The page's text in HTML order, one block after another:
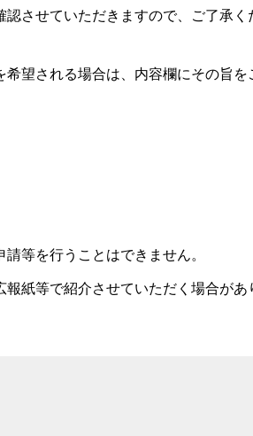
させていただきますので、ご了承く
望される場合は、内容欄にその旨を
等を行うことはできません。
紙等で紹介させていただく場合があ